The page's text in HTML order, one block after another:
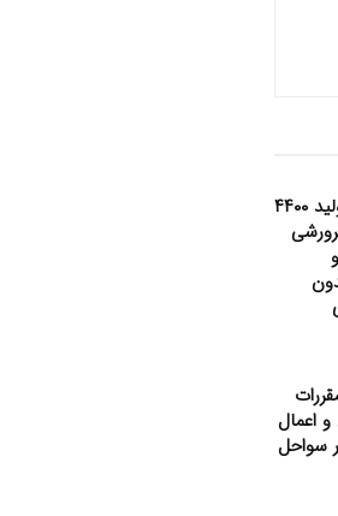
پیش‌بینی تولید ۴۴۰۰
اعمال
سواحل